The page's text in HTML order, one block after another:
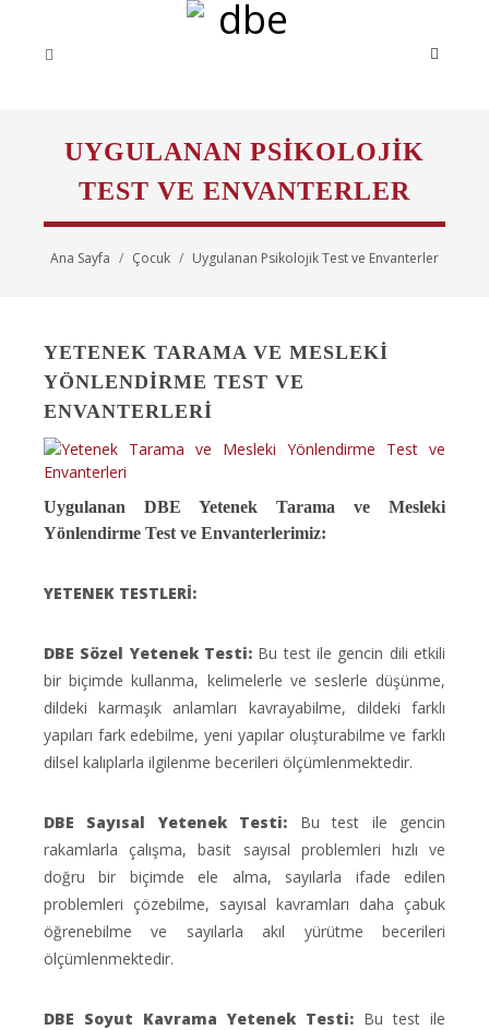
UYGULANAN PSIKOLOJIK
TEST VE ENVANTERLER
Ana Sayfa Çocuk Uygulanan Psikolojik Test ve Envanterler
YETENEK TARAMA VE MESLEKI
YÖNLENDIRME TEST VE
ENVANTERLERI
Uygulanan DBE Yetenek Tarama ve Mesleki
Yönlendirme Test ve Envanterlerimiz:
YETENEK TESTLERİ:
DBE Sözel Yetenek Testi: Bu test ile gencin dili etkili
bir biçimde kullanma, kelimelerle ve seslerle düşünme,
dildeki karmaşık anlamları kavrayabilme, dildeki farklı
yapıları fark edebilme, yeni yapılar oluşturabilme ve farklı
dilsel kalıplarla ilgilenme becerileri ölçümlenmektedir.
DBE Sayısal Yetenek Testi: Bu test ile gencin
rakamlarla çalışma, basit sayısal problemleri hızlı ve
doğru bir biçimde ele alma, sayılarla ifade edilen
problemleri çözebilme, sayısal kavramları daha çabuk
öğrenebilme ve sayılarla akıl yürütme becerileri
ölçümlenmektedir.
DBE Soyut Kavrama Yetenek Testi: Bu test ile